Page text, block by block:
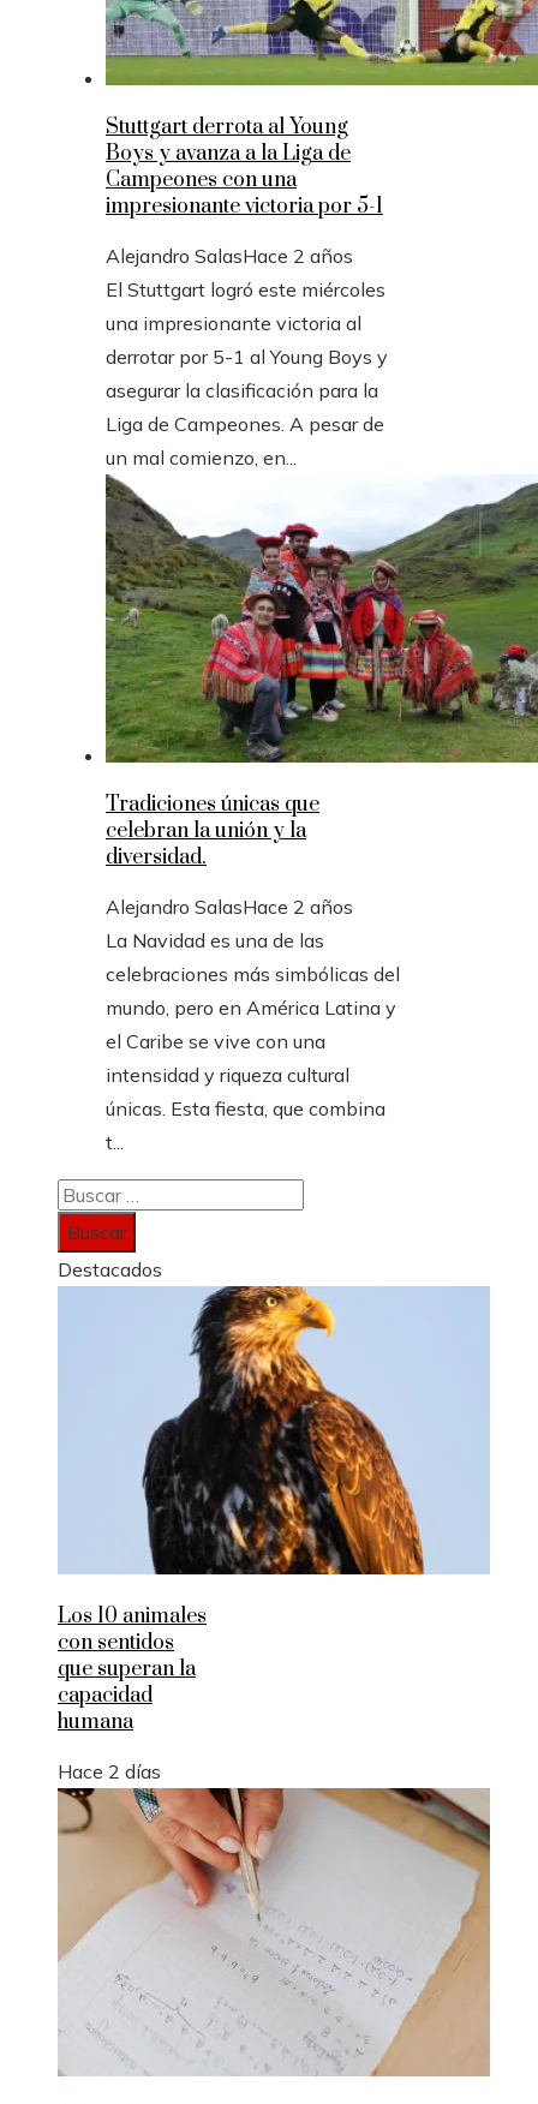
Stuttgart derrota al Young
Boys y avanza a la Liga de
Campeones con una
impresionante victoria por 5-1
Alejandro SalasHace 2 años
El Stuttgart logró este miércoles
una impresionante victoria al
derrotar por 5-1 al Young Boys y
asegurar la clasificación para la
Liga de Campeones. A pesar de
un mal comienzo, en...
Tradiciones únicas que
celebran la unión y la
diversidad.
Alejandro SalasHace 2 años
La Navidad es una de las
celebraciones más simbólicas del
mundo, pero en América Latina y
el Caribe se vive con una
intensidad y riqueza cultural
únicas. Esta fiesta, que combina
t...
Buscar:
Destacados
Los 10 animales
con sentidos
que superan la
capacidad
humana
Hace 2 días